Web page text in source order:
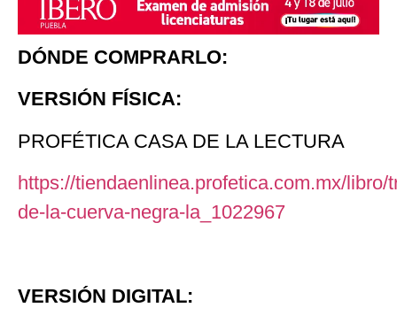
DÓNDE COMPRARLO:
VERSIÓN FÍSICA:
PROFÉTICA CASA DE LA LECTURA
https://tiendaenlinea.profetica.com.mx/libro/
de-la-cuerva-negra-la_1022967
VERSIÓN DIGITAL: